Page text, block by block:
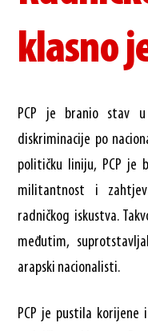
klasno
PCP je branio stav
diskriminacije po
političku liniju, PCP je
militantnost i
radničkog iskustva.
međutim,
arapski nacionalisti.
PCP je pustila korijene